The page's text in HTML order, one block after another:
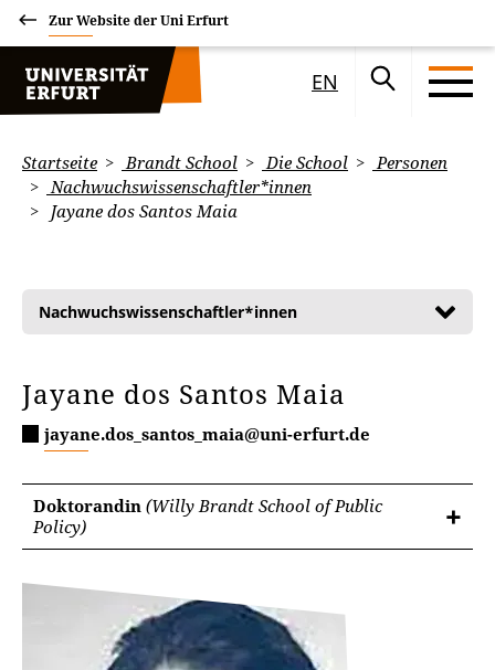
Zur Website der Uni Erfurt
EN
Startseite Brandt School Die School
Personen
Nachwuchswissenschaftler*innen
Jayane dos Santos Maia
Nachwuchswissenschaftler*innen
Jayane dos Santos Maia
jayane.dos_santos_maia@uni-erfurt.de
Doktorandin (Willy Brandt School of Public
Policy)